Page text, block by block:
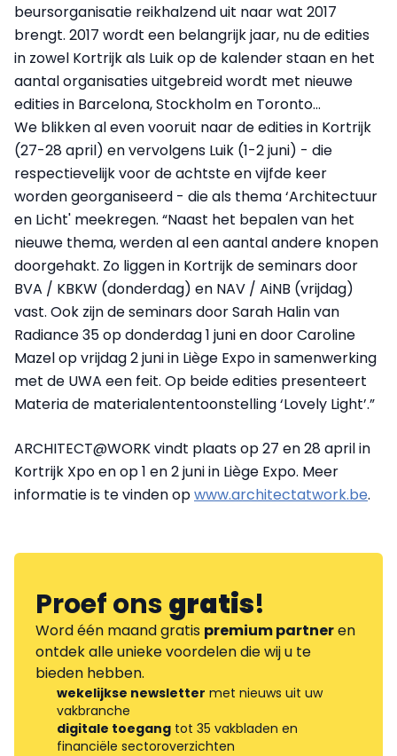
beursorganisatie reikhalzend uit naar wat 2017
brengt. 2017 wordt een belangrijk jaar, nu de edities
in zowel Kortrijk als Luik op de kalender staan en het
aantal organisaties uitgebreid wordt met nieuwe
edities in Barcelona, Stockholm en Toronto…
We blikken al even vooruit naar de edities in Kortrijk
(27-28 april) en vervolgens Luik (1-2 juni) - die
respectievelijk voor de achtste en vijfde keer
worden georganiseerd - die als thema ‘Architectuur
en Licht' meekregen. “Naast het bepalen van het
nieuwe thema, werden al een aantal andere knopen
doorgehakt. Zo liggen in Kortrijk de seminars door
BVA / KBKW (donderdag) en NAV / AiNB (vrijdag)
vast. Ook zijn de seminars door Sarah Halin van
Radiance 35 op donderdag 1 juni en door Caroline
Mazel op vrijdag 2 juni in Liège Expo in samenwerking
met de UWA een feit. Op beide edities presenteert
Materia de materialententoonstelling ‘Lovely Light’.”
ARCHITECT@WORK vindt plaats op 27 en 28 april in
Kortrijk Xpo en op 1 en 2 juni in Liège Expo. Meer
informatie is te vinden opwww.architectatwork.be.
Proef onsgratis!
Word één maand gratis premium partneren
ontdek alle unieke voordelen die wij u te
bieden hebben.
wekelijkse newsletter met nieuws uit uw
vakbranche
digitale toegang tot 35 vakbladen en
financiële sectoroverzichten